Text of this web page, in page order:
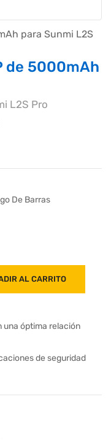
de 5000mAh
L2S Pro
De Barras
AL CARRITO
una óptima relación
de seguridad